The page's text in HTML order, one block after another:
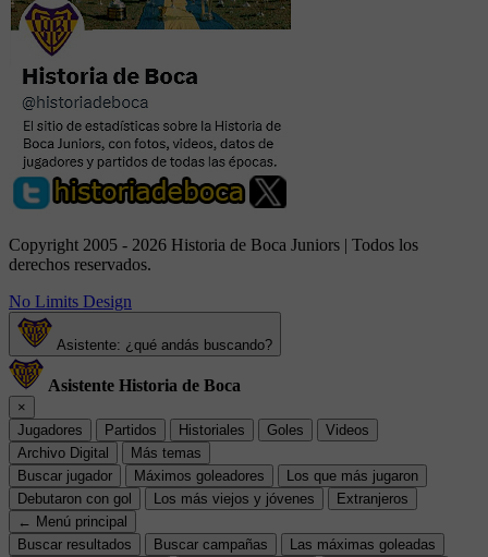
Copyright 2005 - 2026 Historia de Boca Juniors | Todos los
derechos reservados.
No Limits Design
Asistente: ¿qué andás buscando?
Asistente Historia de Boca
×
Jugadores
Partidos Historiales Goles
Videos
Archivo Digital
Más temas
Buscar jugador
Máximos goleadores
Los que más jugaron
Debutaron con gol
Los más viejos y jóvenes
Extranjeros
← Menú principal
Buscar resultados
Buscar campañas
Las máximas goleadas